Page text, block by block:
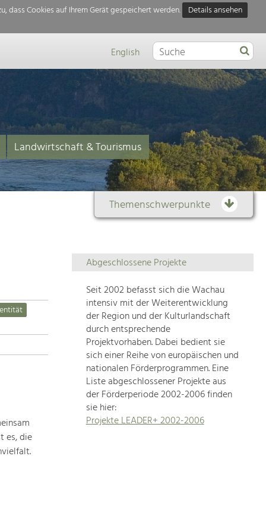
dass Cookies auf Ihrem Gerät gespeichert werden.
Details ansehen
English
Landwirtschaft & Tourismus
Themenschwerpunkte
Themenübersicht
Die
Regionalentwicklung
in
unserer
Region
ist
sehr
vielfältig.
Deshalb
geben
wir
hier
es, die
Abgeschlossene Projekte
Seit 2002 befasst sich die Wachau
intensiv mit der Weiterentwicklung
der Region und der Kulturlandschaft
durch entsprechende
Projektvorhaben. Dabei bedient sie
sich einer Reihe von europäischen und
nationalen Förderprogrammen. Eine
Liste abgeschlossener Projekte aus
der Förderperiode 2002-2006 finden
sie hier:
Projekte LEADER+ 2002-2006